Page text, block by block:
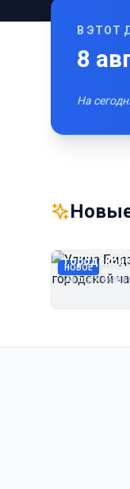
В ЭТОТ
8
На
НОВОЕ
Улица
городской
Автор